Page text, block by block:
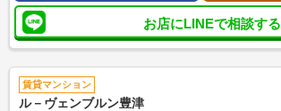
お店にLINEで相談する
賃貸マンション
ル－ヴェンブルン豊津